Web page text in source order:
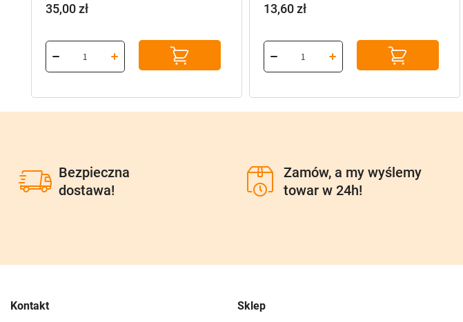
35,00zł 13,60zł
Bezpieczna
dostawa!
Zamów, a my wyślemy
towar w 24h!
Kontakt Sklep